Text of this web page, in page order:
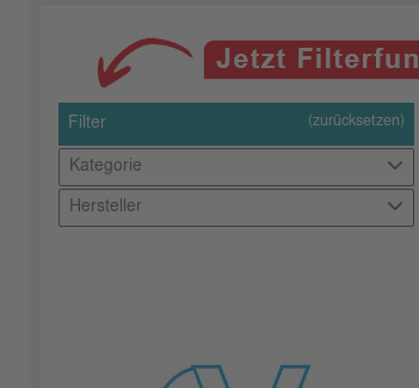
Filter (zurücksetzen)
Kategorie
Hersteller